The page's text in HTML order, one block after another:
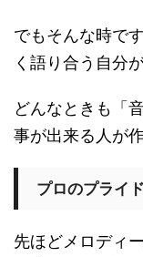
でもそんな時で
く語り合う自分
どんなときも「
事が出来る人が
プロのプライ
先ほどメロディ